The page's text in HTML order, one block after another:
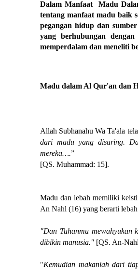
Dalam Manfaat Madu
tentang manfaat madu baik
pegangan hidup dan
yang berhubungan
memperdalam dan meneliti
Madu dalam Al Qur'an dan
Allah Subhanahu Wa Ta'ala
dari madu yang disaring.
mereka….”
[QS. Muhammad: 15].
Madu dan lebah memiliki
An Nahl (16) yang berarti
"Dan Tuhanmu mewahyukan
dibikin manusia." [QS. An-
"Kemudian makanlah dari